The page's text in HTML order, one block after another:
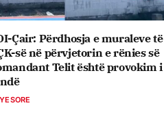
Çair: Përdhosja e muraleve të
së në përvjetorin e rënies së
Telit është provokim i